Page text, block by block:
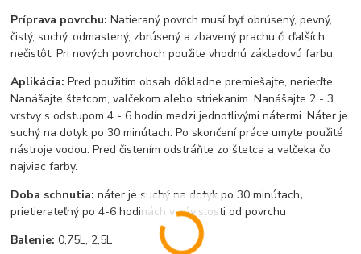
Príprava povrchu:Natieraný povrch musí byť obrúsený, pevný,
čistý, suchý, odmastený, zbrúsený a zbavený prachu či ďalších
nečistôt. Pri nových povrchoch použite vhodnú základovú farbu.
Aplikácia:Pred použitím obsah dôkladne premiešajte, nerieďte.
Nanášajte štetcom, valčekom alebo striekaním. Nanášajte 2 - 3
vrstvy s odstupom 4 - 6 hodín medzi jednotlivými nátermi. Náter je
suchý na dotyk po 30 minútach. Po skončení práce umyte použité
nástroje vodou. Pred čistením odstráňte zo štetca a valčeka čo
najviac farby.
Doba schnutia:náter je suchý na dotyk po 30 minútach,
prietierateľný po 4-6 hodinách v závislosti od povrchu
Balenie: 0,75L, 2,5L